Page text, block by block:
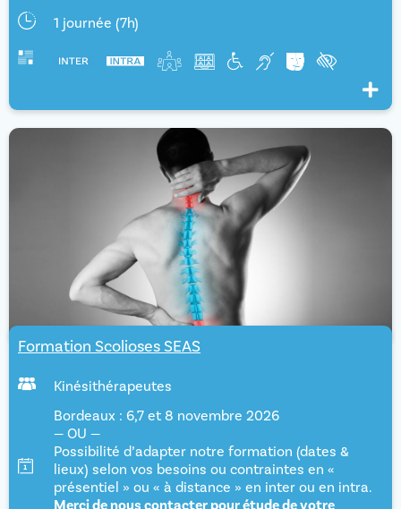
1 journée (7h)
Voir
Formation Scolioses SEAS
Kinésithérapeutes
Bordeaux : 6,7 et 8 novembre 2026
— OU —
Possibilité d’adapter notre formation (dates &
lieux) selon vos besoins ou contraintes en «
présentiel » ou « à distance » en inter ou en intra.
Merci de nous contacter pour étude de votre